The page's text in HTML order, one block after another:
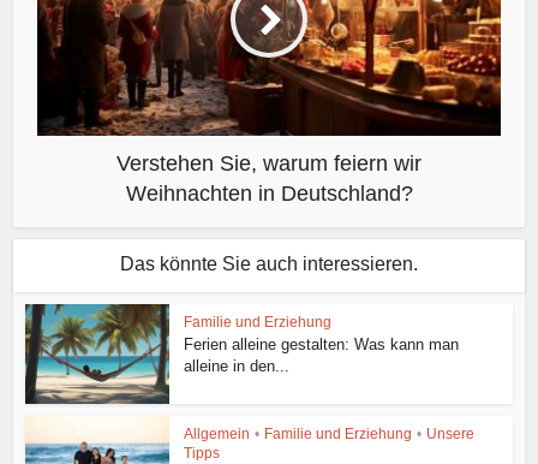
Verstehen Sie, warum feiern wir
Weihnachten in Deutschland?
Das könnte Sie auch interessieren.
Familie und Erziehung
Ferien alleine gestalten: Was kann man
alleine in den...
Allgemein • Familie und Erziehung • Unsere
Tipps